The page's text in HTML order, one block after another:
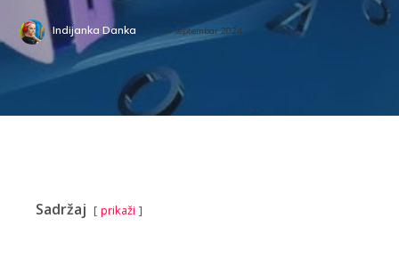
Indijanka Danka 4. septembar 2024.
Sadržaj prikaži